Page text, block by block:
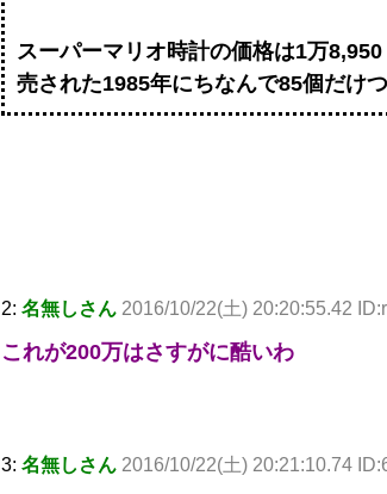
スーパーマリオ時計の価格は1万
売された1985年にちなんで85個だけつ
2: 名無しさん 2016/10/22(土) 20:20:55.42
これが200万はさすがに酷いわ
3: 名無しさん 2016/10/22(土) 20:21:10.74